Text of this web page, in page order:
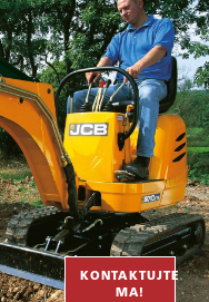
KONTAKTUJTE
MA!